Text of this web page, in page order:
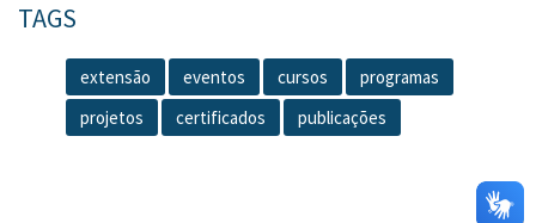
TAGS
extensão eventos cursos
programas
projetos
certificados publicações